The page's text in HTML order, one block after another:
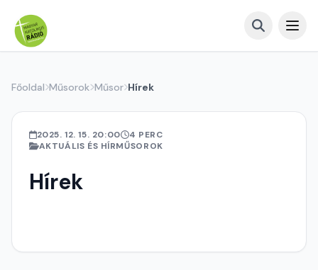
Főoldal Műsorok Műsor Hírek
2025. 12. 15. 20:00
4 PERC
AKTUÁLIS ÉS HÍRMŰSOROK
Hírek